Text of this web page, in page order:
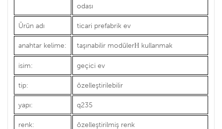
odası
Ürün adı ticari prefabrik ev
anahtar kelime: taşınabilir modülerH kullanmak
isim: geçici ev
tip: özelleştirilebilir
yapı: q235
renk: özelleştirilmiş renk